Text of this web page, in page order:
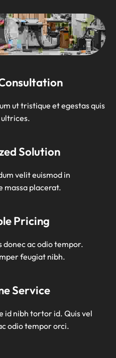
ut tristique et egestas quis
ultrices.
Solution
velit euismod in
massa placerat.
Pricing
donec ac odio tempor.
feugiat nibh.
Service
id nibh tortor id. Quis vel
odio tempor orci.